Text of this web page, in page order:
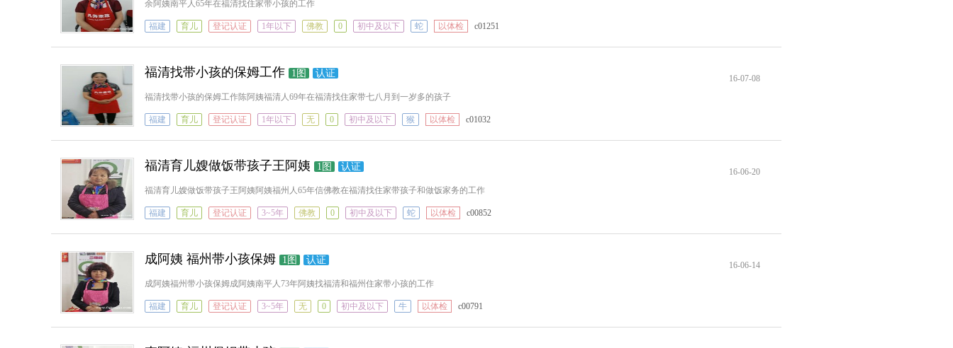
余阿姨南平人65年在福清找住家带小孩的工作
福建 育儿 登记认证 1年以下 佛教 0 初中及以下 蛇 以体检 c01251
16-07-08
福清找带小孩的保姆工作 1图 认证
福清找带小孩的保姆工作陈阿姨福清人69年在福清找住家带七八月到一岁多的孩子
福建 育儿 登记认证 1年以下 无 0 初中及以下 猴 以体检 c01032
16-06-20
福清育儿嫂做饭带孩子王阿姨 1图 认证
福清育儿嫂做饭带孩子王阿姨阿姨福州人65年信佛教在福清找住家带孩子和做饭家务的工作
福建 育儿 登记认证 3~5年 佛教 0 初中及以下 蛇 以体检 c00852
16-06-14
成阿姨 福州带小孩保姆 1图 认证
成阿姨福州带小孩保姆成阿姨南平人73年阿姨找福清和福州住家带小孩的工作
福建 育儿 登记认证 3~5年 无 0 初中及以下 牛 以体检 c00791